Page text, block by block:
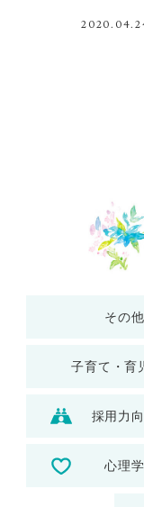
その他
子育て・育
採用力
心理学